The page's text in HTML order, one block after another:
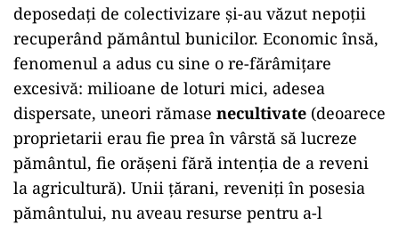
deposedați de colectivizare și-au văzut nepoții
recuperând pământul bunicilor. Economic însă,
fenomenul a adus cu sine o re-fărâmițare
excesivă: milioane de loturi mici, adesea
dispersate, uneori rămase necultivate (deoarece
proprietarii erau fie prea în vârstă să lucreze
pământul, fie orășeni fără intenția de a reveni
la agricultură). Unii țărani, reveniți în posesia
pământului, nu aveau resurse pentru a-l